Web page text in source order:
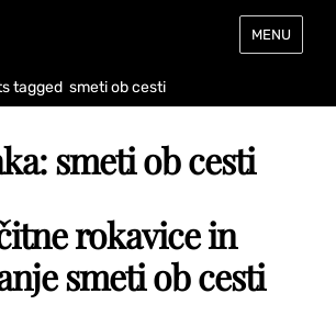
MENU
tagged smeti ob cesti
smeti ob cesti
rokavice in
smeti ob cesti